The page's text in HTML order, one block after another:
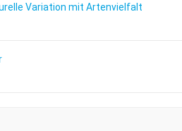
Variation mit Artenvielfalt